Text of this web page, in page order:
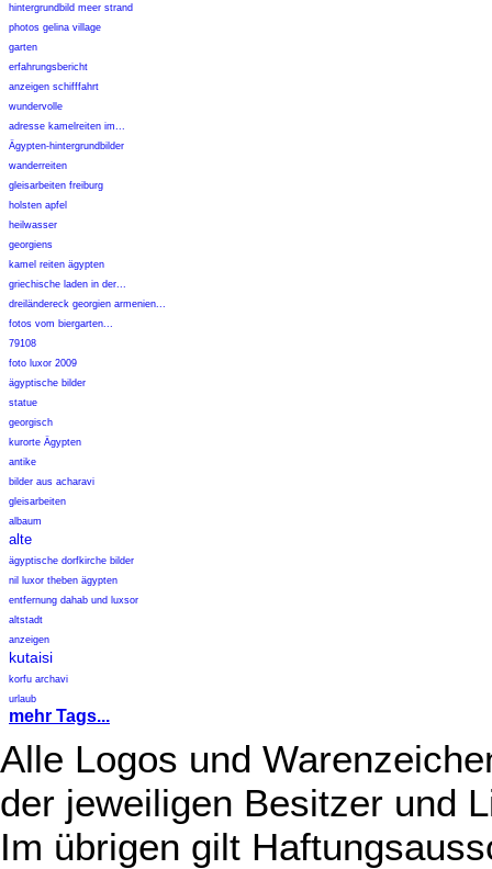
hintergrundbild meer strand
photos gelina village
garten
erfahrungsbericht
anzeigen schifffahrt
wundervolle
adresse kamelreiten im...
Ägypten-hintergrundbilder
wanderreiten
gleisarbeiten freiburg
holsten apfel
heilwasser
georgiens
kamel reiten ägypten
griechische laden in der...
dreiländereck georgien armenien...
fotos vom biergarten...
79108
foto luxor 2009
ägyptische bilder
statue
georgisch
kurorte Ägypten
antike
bilder aus acharavi
gleisarbeiten
albaum
alte
ägyptische dorfkirche bilder
nil luxor theben ägypten
entfernung dahab und luxsor
altstadt
anzeigen
kutaisi
korfu archavi
urlaub
mehr Tags...
Alle Logos und
der jeweiligen Besitzer und
Im übrigen gilt